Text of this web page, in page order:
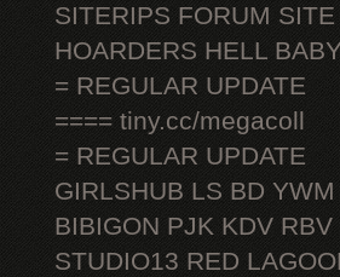
SITERIPS FORUM
HOARDERS HELL
= REGULAR UPDATE
==== tiny.cc/megacoll
= REGULAR UPDATE
GIRLSHUB LS BD
BIBIGON PJK KDV RBV
STUDIO13 RED